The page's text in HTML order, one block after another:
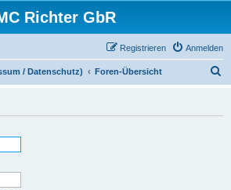
Richter GbR
Anmelden
Registrieren
/ Datenschutz) Foren-Übersicht